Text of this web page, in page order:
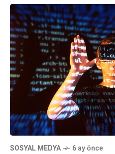
SOSYAL MEDYA 6 ay önce